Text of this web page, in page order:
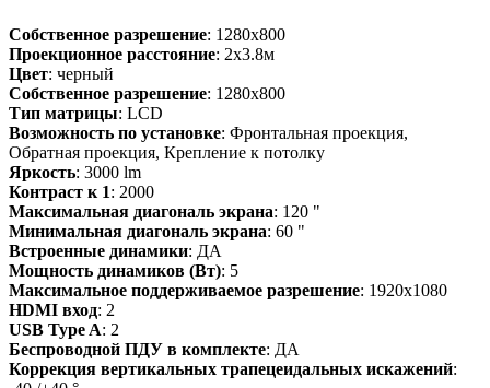
Собственное разрешение: 1280x800
Проекционное расстояние: 2x3.8м
Цвет: черный
Собственное разрешение: 1280x800
Тип матрицы: LCD
Возможность по установке: Фронтальная проекция,
Обратная проекция, Крепление к потолку
Яркость: 3000 lm
Контраст к 1: 2000
Максимальная диагональ экрана: 120 "
Минимальная диагональ экрана: 60 "
Встроенные динамики: ДА
Мощность динамиков (Вт): 5
Максимальное поддерживаемое разрешение: 1920x1080
HDMI вход: 2
USB Type A: 2
Беспроводной ПДУ в комплекте: ДА
Коррекция вертикальных трапецеидальных искажений: